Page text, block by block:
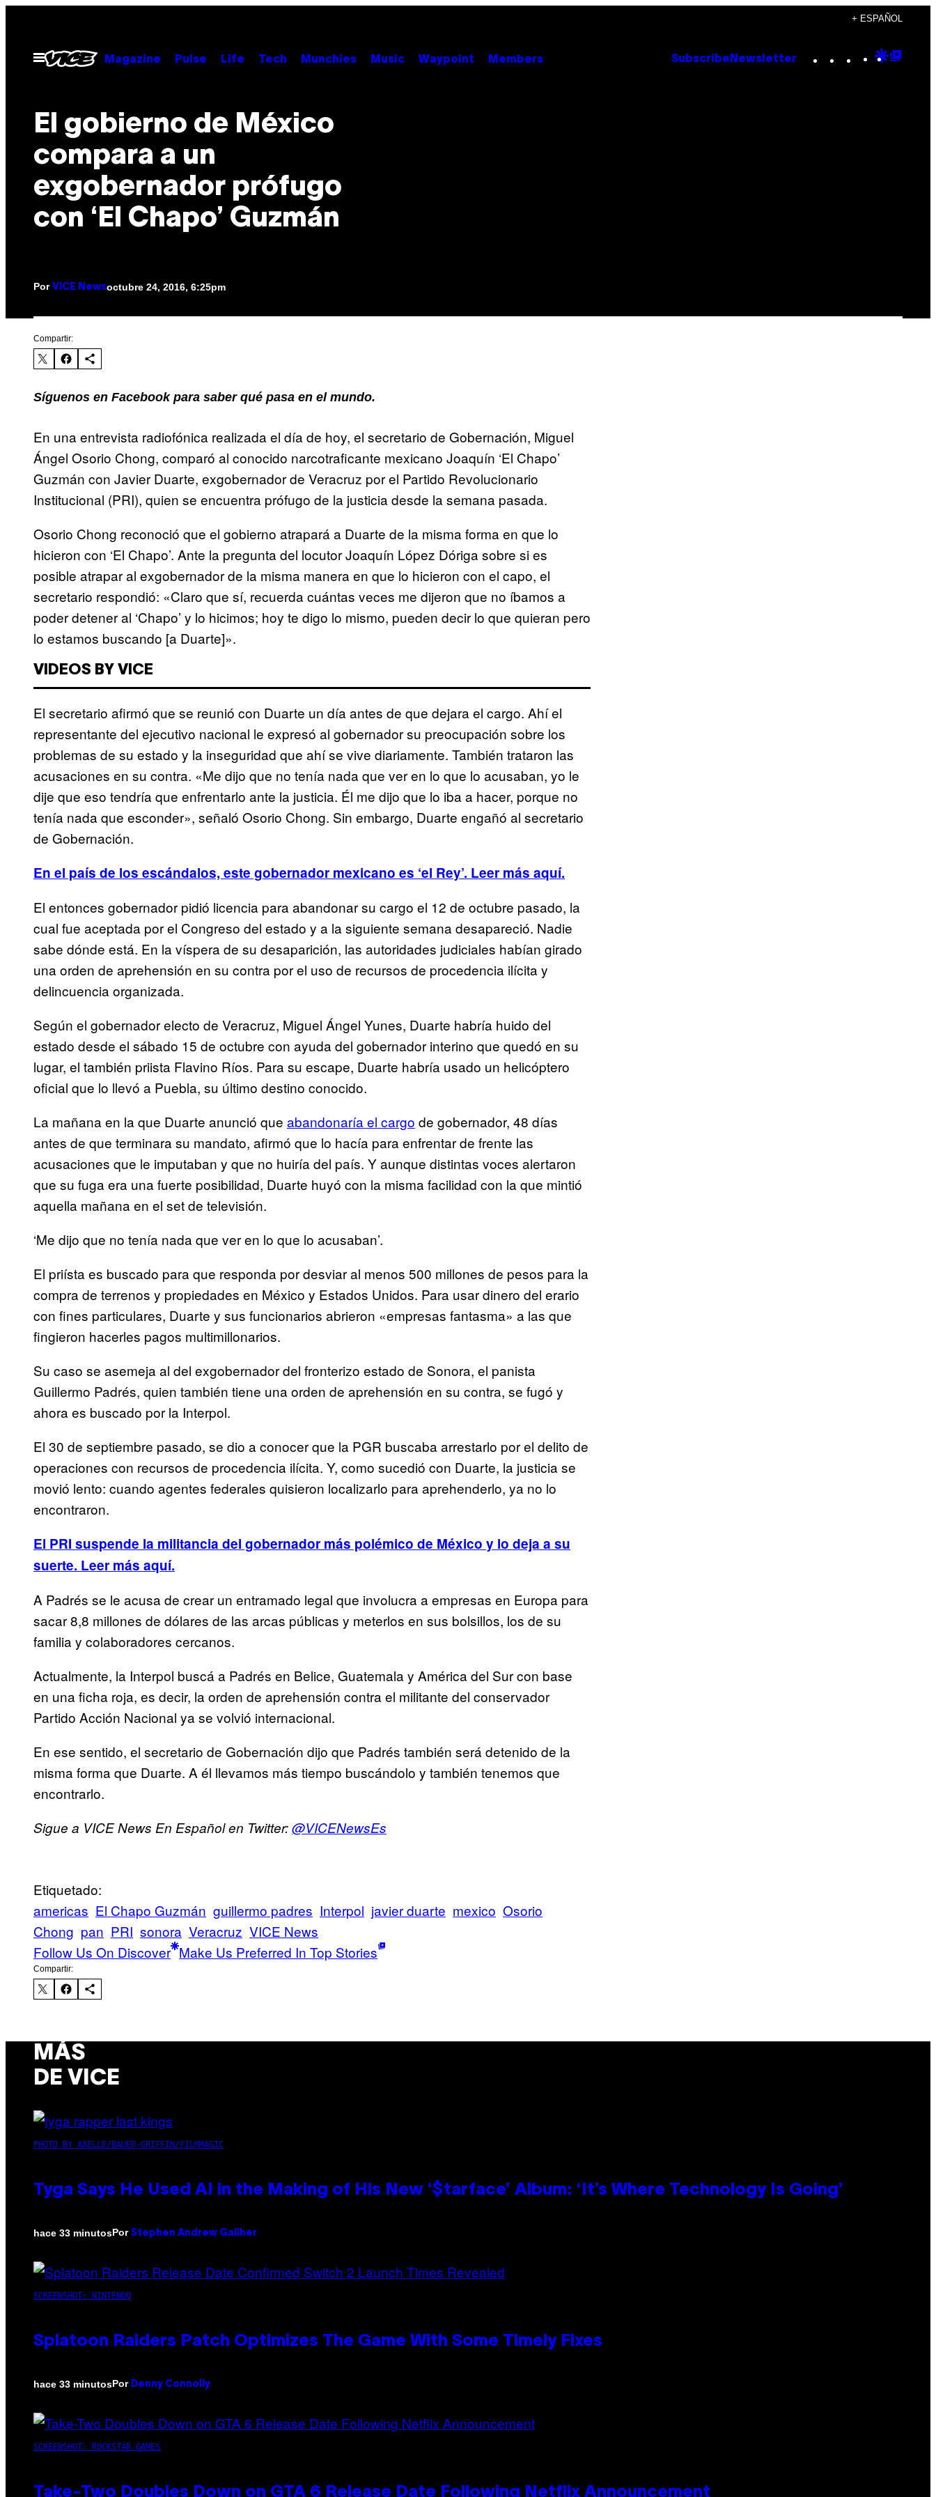
contenido
+ ESPAÑOL
Abrir
Menú
Magazine Pulse Life Tech Munchies Music Waypoint Members Subscribe Newsletter Instagram
TikTok
YouTube
Google
El gobierno de México
compara a un
exgobernador prófugo
con ‘El Chapo’ Guzmán
Por VICE Newsoctubre 24, 2016, 6:25pm
Compartir:
Síguenos en Facebook para saber qué pasa en el mundo.
En una entrevista radiofónica realizada el día de hoy, el secretario de Gobernación, Miguel
Ángel Osorio Chong, comparó al conocido narcotraficante mexicano Joaquín ‘El Chapo’
Guzmán con Javier Duarte, exgobernador de Veracruz por el Partido Revolucionario
Institucional (PRI), quien se encuentra prófugo de la justicia desde la semana pasada.
Osorio Chong reconoció que el gobierno atrapará a Duarte de la misma forma en que lo
hicieron con ‘El Chapo’. Ante la pregunta del locutor Joaquín López Dóriga sobre si es
posible atrapar al exgobernador de la misma manera en que lo hicieron con el capo, el
secretario respondió: «Claro que sí, recuerda cuántas veces me dijeron que no íbamos a
poder detener al ‘Chapo’ y lo hicimos; hoy te digo lo mismo, pueden decir lo que quieran pero
lo estamos buscando [a Duarte]».
VIDEOS BY VICE
El secretario afirmó que se reunió con Duarte un día antes de que dejara el cargo. Ahí el
representante del ejecutivo nacional le expresó al gobernador su preocupación sobre los
problemas de su estado y la inseguridad que ahí se vive diariamente. También trataron las
acusaciones en su contra. «Me dijo que no tenía nada que ver en lo que lo acusaban, yo le
dije que eso tendría que enfrentarlo ante la justicia. Él me dijo que lo iba a hacer, porque no
tenía nada que esconder», señaló Osorio Chong. Sin embargo, Duarte engañó al secretario
de Gobernación.
En el país de los escándalos, este gobernador mexicano es ‘el Rey’. Leer más aquí.
El entonces gobernador pidió licencia para abandonar su cargo el 12 de octubre pasado, la
cual fue aceptada por el Congreso del estado y a la siguiente semana desapareció. Nadie
sabe dónde está. En la víspera de su desaparición, las autoridades judiciales habían girado
una orden de aprehensión en su contra por el uso de recursos de procedencia ilícita y
delincuencia organizada.
Según el gobernador electo de Veracruz, Miguel Ángel Yunes, Duarte habría huido del
estado desde el sábado 15 de octubre con ayuda del gobernador interino que quedó en su
lugar, el también priista Flavino Ríos. Para su escape, Duarte habría usado un helicóptero
oficial que lo llevó a Puebla, su último destino conocido.
La mañana en la que Duarte anunció que abandonaría el cargo de gobernador, 48 días
antes de que terminara su mandato, afirmó que lo hacía para enfrentar de frente las
acusaciones que le imputaban y que no huiría del país. Y aunque distintas voces alertaron
que su fuga era una fuerte posibilidad, Duarte huyó con la misma facilidad con la que mintió
aquella mañana en el set de televisión.
‘Me dijo que no tenía nada que ver en lo que lo acusaban’.
El priísta es buscado para que responda por desviar al menos 500 millones de pesos para la
compra de terrenos y propiedades en México y Estados Unidos. Para usar dinero del erario
con fines particulares, Duarte y sus funcionarios abrieron «empresas fantasma» a las que
fingieron hacerles pagos multimillonarios.
Su caso se asemeja al del exgobernador del fronterizo estado de Sonora, el panista
Guillermo Padrés, quien también tiene una orden de aprehensión en su contra, se fugó y
ahora es buscado por la Interpol.
El 30 de septiembre pasado, se dio a conocer que la PGR buscaba arrestarlo por el delito de
operaciones con recursos de procedencia ilícita. Y, como sucedió con Duarte, la justicia se
movió lento: cuando agentes federales quisieron localizarlo para aprehenderlo, ya no lo
encontraron.
El PRI suspende la militancia del gobernador más polémico de México y lo deja a su
suerte. Leer más aquí.
A Padrés se le acusa de crear un entramado legal que involucra a empresas en Europa para
sacar 8,8 millones de dólares de las arcas públicas y meterlos en sus bolsillos, los de su
familia y colaboradores cercanos.
Actualmente, la Interpol buscá a Padrés en Belice, Guatemala y América del Sur con base
en una ficha roja, es decir, la orden de aprehensión contra el militante del conservador
Partido Acción Nacional ya se volvió internacional.
En ese sentido, el secretario de Gobernación dijo que Padrés también será detenido de la
misma forma que Duarte. A él llevamos más tiempo buscándolo y también tenemos que
encontrarlo.
Sigue a VICE News En Español en Twitter:@VICENewsEs
Etiquetado:
americas El Chapo Guzmán guillermo padres Interpol javier duarte mexico Osorio
Chong pan PRI sonora Veracruz VICE News
Follow Us On Discover Make Us Preferred In Top Stories
Compartir:
MÁS
DE VICE
PHOTO BY AXELLE/BAUER-GRIFFIN/FILMMAGIC
Tyga Says He Used AI in the Making of His New ‘$tarface’ Album: ‘It’s Where Technology Is Going’
hace 33 minutosPor Stephen Andrew Galiher
SCREENSHOT: NINTENDO
Splatoon Raiders Patch Optimizes The Game With Some Timely Fixes
hace 33 minutosPor Denny Connolly
SCREENSHOT: ROCKSTAR GAMES
Take-Two Doubles Down on GTA 6 Release Date Following Netflix Announcement